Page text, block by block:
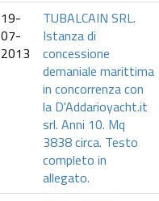
19-
07-
2013
TUBALCAIN SRL.
Istanza di
concessione
demaniale marittima
in concorrenza con
la D'Addarioyacht.it
srl. Anni 10. Mq
3838 circa. Testo
completo in
allegato.